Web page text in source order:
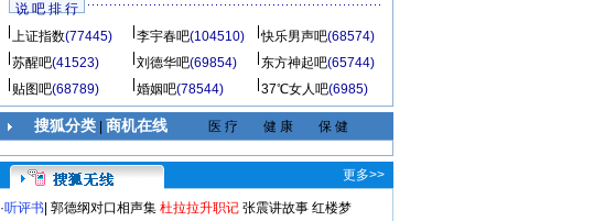
说 吧 排 行
上证指数(77445) 李宇春吧(104510) 快乐男声吧(68574)
苏醒吧(41523) 刘德华吧(69854) 东方神起吧(65744)
贴图吧(68789) 婚姻吧(78544) 37℃女人吧(6985)
搜狐分类| 商机在线 医 疗 健 康 保 健
更多>>
·听评书 郭德纲对口相声集 杜拉拉升职记 张震讲故事 红楼梦